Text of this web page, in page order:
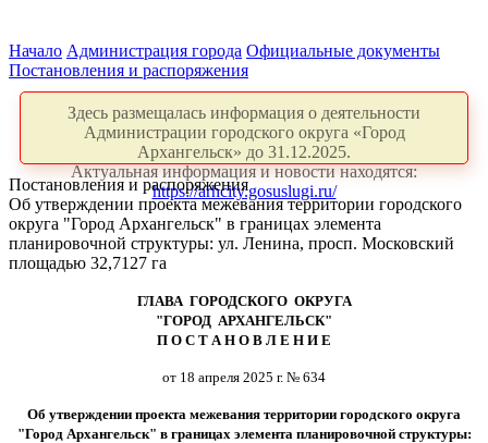
Начало Администрация города Официальные документы
Постановления и распоряжения
Здесь размещалась информация о деятельности
Администрации городского округа «Город
Архангельск» до 31.12.2025.
Актуальная информация и новости находятся:
https://arhcity.gosuslugi.ru/
Постановления и распоряжения
Об утверждении проекта межевания территории городского
округа "Город Архангельск" в границах элемента
планировочной структуры: ул. Ленина, просп. Московский
площадью 32,7127 га
ГЛАВА ГОРОДСКОГО ОКРУГА
"ГОРОД АРХАНГЕЛЬСК"
П О С Т А Н О В Л Е Н И Е
от 18 апреля 2025 г. № 634
Об утверждении проекта межевания территории городского округа
"Город Архангельск" в границах элемента планировочной структуры: